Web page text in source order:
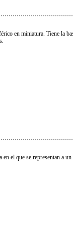
en miniatura. Tiene la
en el que se representan a